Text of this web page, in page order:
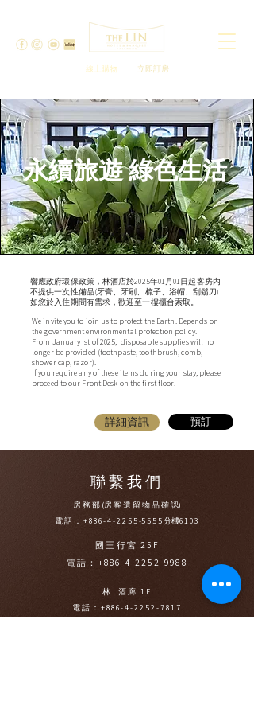
線上購物 立即訂房
永續旅遊 綠色生活
響應政府環保政策，林酒店於2025年01月01日起客房內
不提供一次性備品(牙膏、牙刷、梳子、浴帽、刮鬍刀)
如您於入住期間有需求，歡迎至一樓櫃台索取。
We invite you to join us to protect the Earth. Depends on
the government environmental protection policy.
From January Ist of 2025, disposable supplies will no
longer be provided (toothpaste, toothbrush, comb,
shower cap, razor).
If you require any of these items during your stay, please
proceed to our Front Desk on the first floor.
詳細資訊 預訂
聯繫我們
房 務 部 (房 客 遺 留 物 品 確 認)
電話：+886-4-2255-5555分機6103
國王行宮 25F
電話：+886-4-2252-9988
林 酒廊 1F
電話：+886-4-2252-7817